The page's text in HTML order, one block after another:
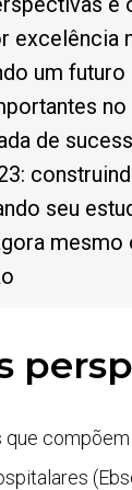
excelência
um futuro
de
seu
mesmo
que